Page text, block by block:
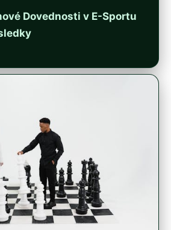
Dovednosti v E-Sportu